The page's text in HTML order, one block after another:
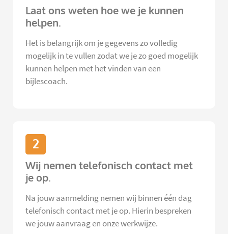
Laat ons weten hoe we je kunnen
helpen.
Het is belangrijk om je gegevens zo volledig
mogelijk in te vullen zodat we je zo goed mogelijk
kunnen helpen met het vinden van een
bijlescoach.
2
Wij nemen telefonisch contact met
je op.
Na jouw aanmelding nemen wij binnen één dag
telefonisch contact met je op. Hierin bespreken
we jouw aanvraag en onze werkwijze.